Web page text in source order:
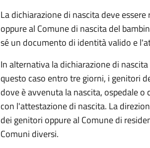
La dichiarazione di nascita deve
oppure al Comune di nascita del
sé un documento di identità valido e
In alternativa la dichiarazione di
questo caso entro tre giorni, i genitori
dove è avvenuta la nascita, ospedale
con l'attestazione di nascita. La
dei genitori oppure al Comune di
Comuni diversi.